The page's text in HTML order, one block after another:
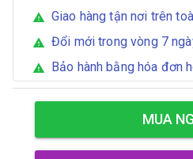
warning Giao hàng tận nơi trên
warning Đổi mới trong vòng 7
warning Bảo hành bằng hóa đơn
MUA